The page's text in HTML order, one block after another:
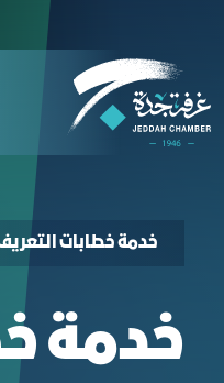
خطابات التعريف -
خدمة خطابات
خدمة